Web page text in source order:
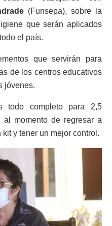
(Funsepa), sobre la
que serán aplicados
el país.
que servirán para
de los centros educativos
jóvenes.
todo completo para 2,5
momento de regresar a
y tener un mejor control.